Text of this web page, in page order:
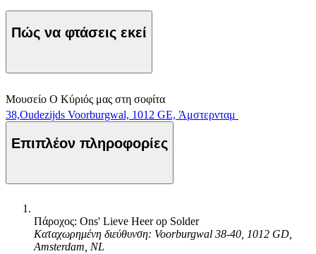
Πώς να φτάσεις εκεί
Μουσείο Ο Κύριός μας στη σοφίτα
38,Oudezijds Voorburgwal, 1012 GE, Άμστερνταμ
Επιπλέον πληροφορίες
Πάροχος: Ons' Lieve Heer op Solder
Καταχωρημένη διεύθυνση: Voorburgwal 38-40, 1012 GD,
Amsterdam, NL